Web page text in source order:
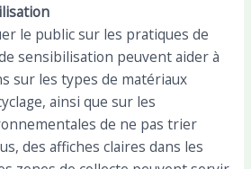
le public sur les pratiques de
sensibilisation peuvent aider à
sur les types de matériaux
ainsi que sur les
de ne pas trier
des affiches claires dans les